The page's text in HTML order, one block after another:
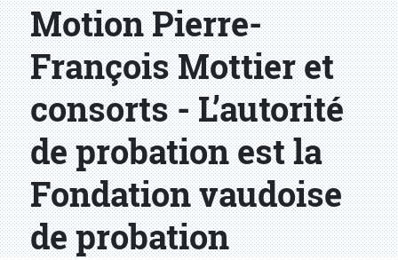
Motion Pierre-
François Mottier et
consorts - L’autorité
de probation est la
Fondation vaudoise
de probation